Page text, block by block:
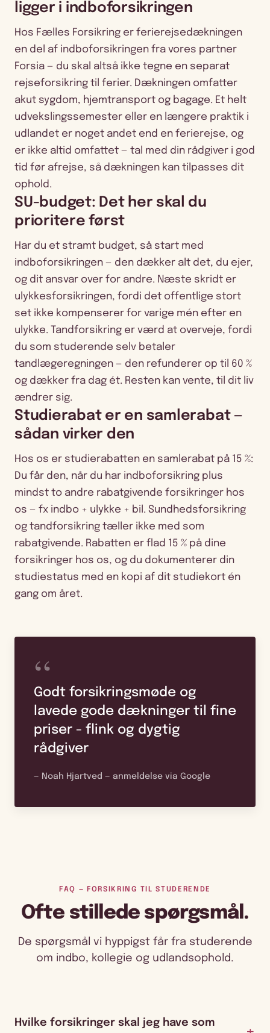
ligger i indboforsikringen
Hos Fælles Forsikring er ferierejsedækningen
en del af indboforsikringen fra vores partner
Forsia — du skal altså ikke tegne en separat
rejseforsikring til ferier. Dækningen omfatter
akut sygdom, hjemtransport og bagage. Et helt
udvekslingssemester eller en længere praktik i
udlandet er noget andet end en ferierejse, og
er ikke altid omfattet — tal med din rådgiver i god
tid før afrejse, så dækningen kan tilpasses dit
ophold.
SU-budget: Det her skal du
prioritere først
Har du et stramt budget, så start med
indboforsikringen — den dækker alt det, du ejer,
og dit ansvar over for andre. Næste skridt er
ulykkesforsikringen, fordi det offentlige stort
set ikke kompenserer for varige mén efter en
ulykke. Tandforsikring er værd at overveje, fordi
du som studerende selv betaler
tandlægeregningen — den refunderer op til 60 %
og dækker fra dag ét. Resten kan vente, til dit liv
ændrer sig.
Studierabat er en samlerabat —
sådan virker den
Hos os er studierabatten en samlerabat på 15 %:
Du får den, når du har indboforsikring plus
mindst to andre rabatgivende forsikringer hos
os — fx indbo + ulykke + bil. Sundhedsforsikring
og tandforsikring tæller ikke med som
rabatgivende. Rabatten er flad 15 % på dine
forsikringer hos os, og du dokumenterer din
studiestatus med en kopi af dit studiekort én
gang om året.
“
Godt forsikringsmøde og
lavede gode dækninger til fine
priser - flink og dygtig
rådgiver
— Noah Hjartved — anmeldelse via Google
FAQ — FORSIKRING TIL STUDERENDE
Ofte stillede spørgsmål.
De spørgsmål vi hyppigst får fra studerende
om indbo, kollegie og udlandsophold.
Hvilke forsikringer skal jeg have som